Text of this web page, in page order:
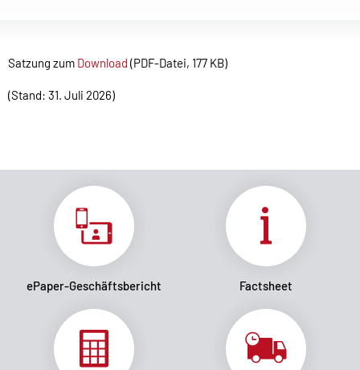
Satzung zum Download (PDF-Datei, 177 KB)
(Stand: 31. Juli 2026)
ePaper-Geschäftsbericht Factsheet